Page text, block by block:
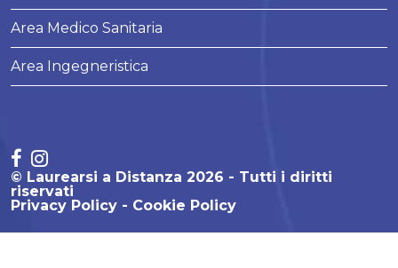
Area Medico Sanitaria
Area Ingegneristica
© Laurearsi a Distanza 2026 - Tutti i diritti
riservati
Privacy Policy
Cookie Policy